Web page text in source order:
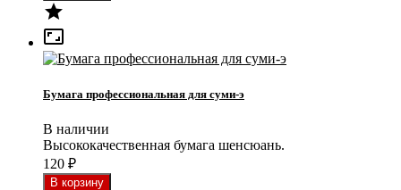


Бумага профессиональная для суми-э
В наличии
Высококачественная бумага шенсюань.
120 ₽